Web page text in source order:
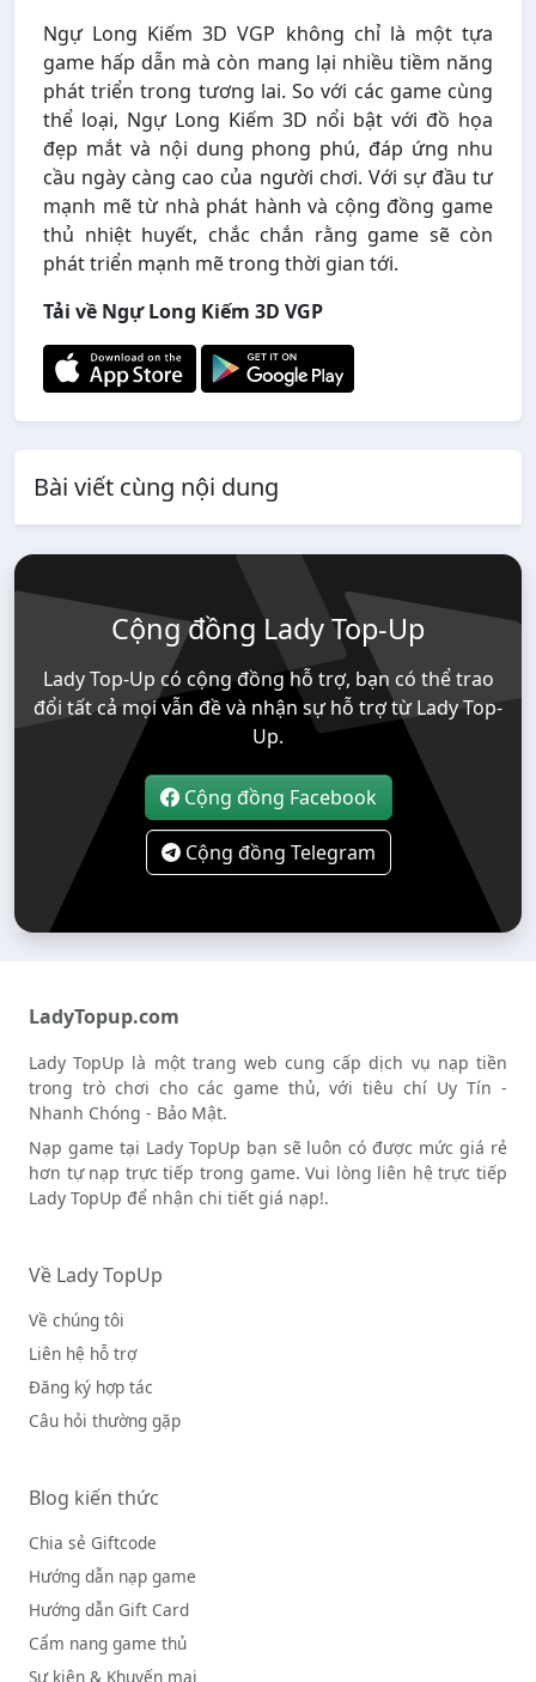
Ngự Long Kiếm 3D VGP không chỉ là một tựa
game hấp dẫn mà còn mang lại nhiều tiềm năng
phát triển trong tương lai. So với các game cùng
thể loại, Ngự Long Kiếm 3D nổi bật với đồ họa
đẹp mắt và nội dung phong phú, đáp ứng nhu
cầu ngày càng cao của người chơi. Với sự đầu tư
mạnh mẽ từ nhà phát hành và cộng đồng game
thủ nhiệt huyết, chắc chắn rằng game sẽ còn
phát triển mạnh mẽ trong thời gian tới.
Tải về Ngự Long Kiếm 3D VGP
Bài viết cùng nội dung
Cộng đồng Lady Top-Up
Lady Top-Up có cộng đồng hỗ trợ, bạn có thể trao
đổi tất cả mọi vẫn đề và nhận sự hỗ trợ từ Lady Top-
Up.
Cộng đồng Facebook
Cộng đồng Telegram
LadyTopup.com
Lady TopUp là một trang web cung cấp dịch vụ nạp tiền
trong trò chơi cho các game thủ, với tiêu chí Uy Tín -
Nhanh Chóng - Bảo Mật.
Nạp game tại Lady TopUp bạn sẽ luôn có được mức giá rẻ
hơn tự nạp trực tiếp trong game. Vui lòng liên hệ trực tiếp
Lady TopUp để nhận chi tiết giá nạp!.
Về Lady TopUp
Về chúng tôi
Liên hệ hỗ trợ
Đăng ký hợp tác
Câu hỏi thường gặp
Blog kiến thức
Chia sẻ Giftcode
Hướng dẫn nạp game
Hướng dẫn Gift Card
Cẩm nang game thủ
Sự kiện & Khuyến mại